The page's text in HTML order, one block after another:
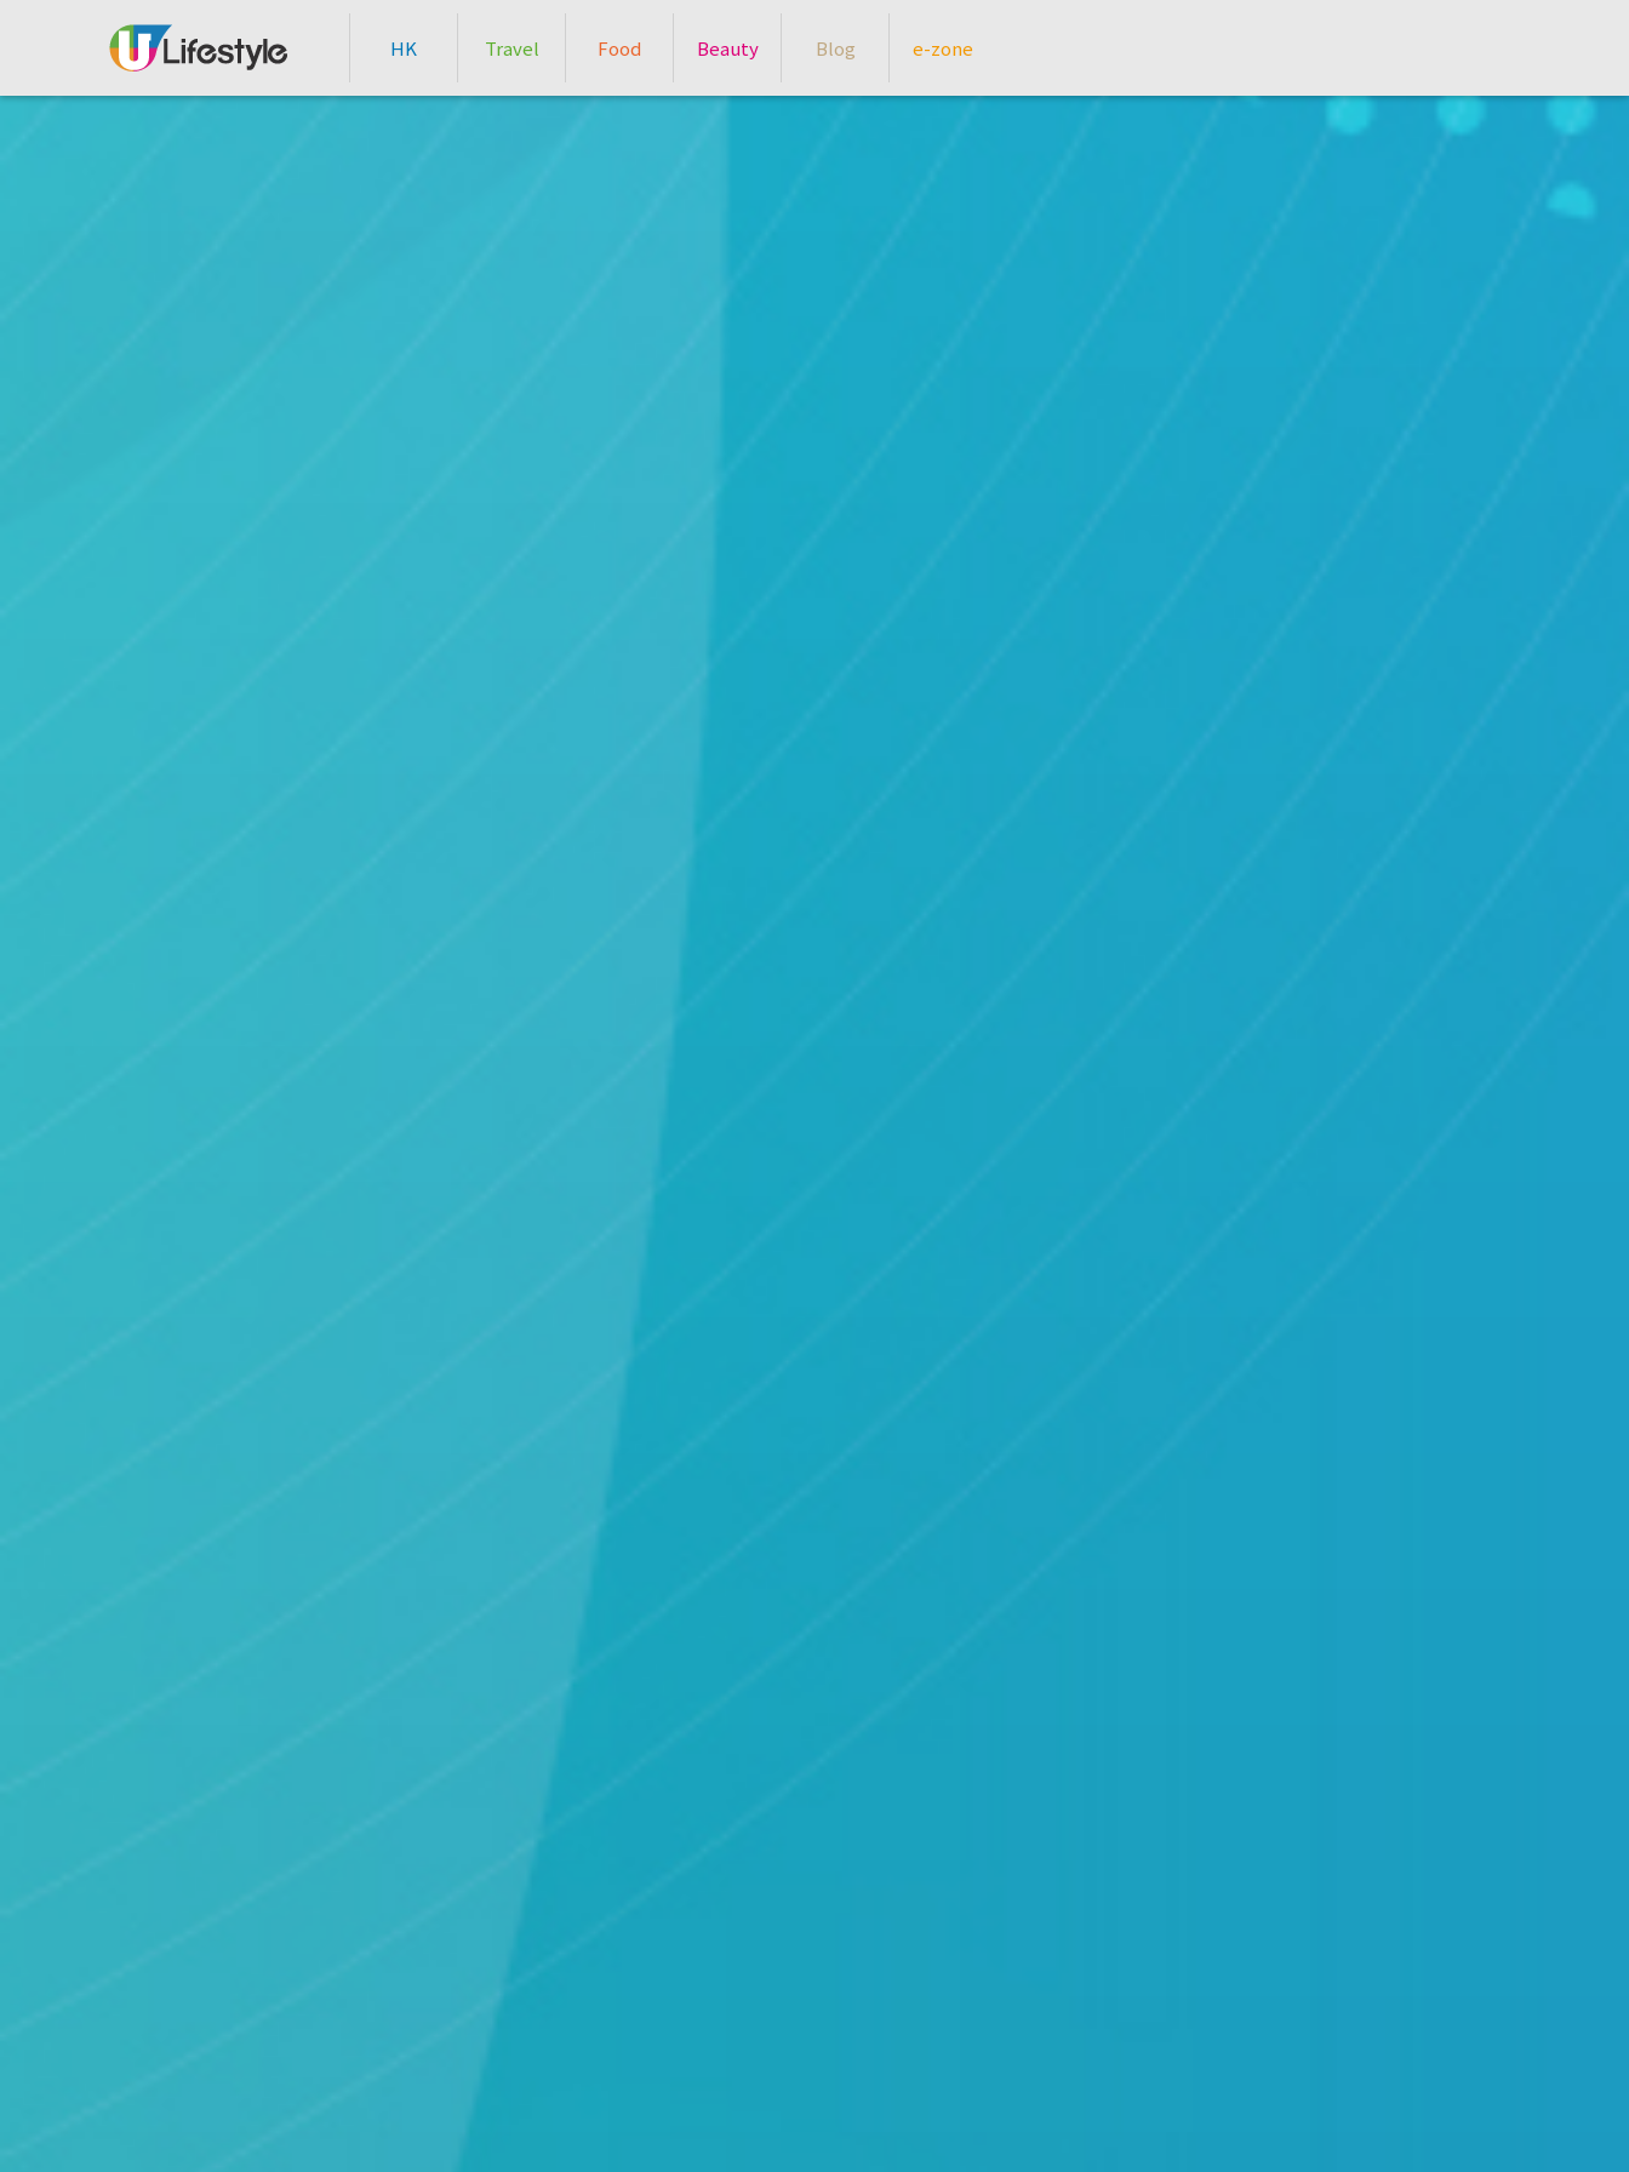
HK Travel Food Beauty Blog e-zone